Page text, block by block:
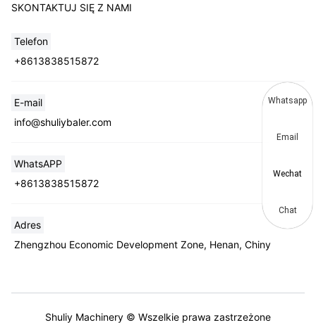
SKONTAKTUJ SIĘ Z NAMI
Telefon
+8613838515872
E-mail
info@shuliybaler.com
WhatsAPP
+8613838515872
Adres
Zhengzhou Economic Development Zone, Henan, Chiny
Shuliy Machinery © Wszelkie prawa zastrzeżone
Whatsapp
Email
Wechat
Chat